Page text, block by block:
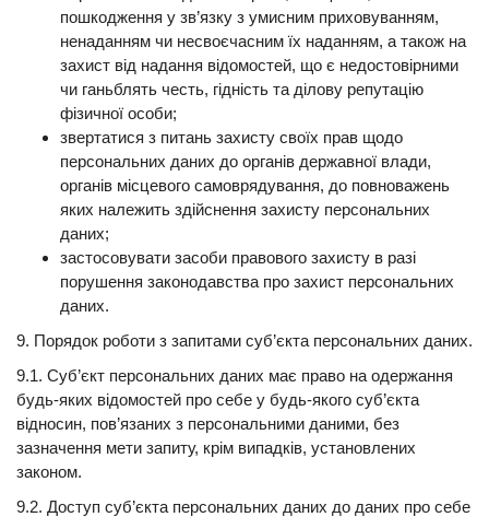
пошкодження у зв’язку з умисним приховуванням,
ненаданням чи несвоєчасним їх наданням, а також на
захист від надання відомостей, що є недостовірними
чи ганьблять честь, гідність та ділову репутацію
фізичної особи;
звертатися з питань захисту своїх прав щодо
персональних даних до органів державної влади,
органів місцевого самоврядування, до повноважень
яких належить здійснення захисту персональних
даних;
застосовувати засоби правового захисту в разі
порушення законодавства про захист персональних
даних.
9. Порядок роботи з запитами суб’єкта персональних даних.
9.1. Суб’єкт персональних даних має право на одержання
будь-яких відомостей про себе у будь-якого суб’єкта
відносин, пов’язаних з персональними даними, без
зазначення мети запиту, крім випадків, установлених
законом.
9.2. Доступ суб’єкта персональних даних до даних про себе